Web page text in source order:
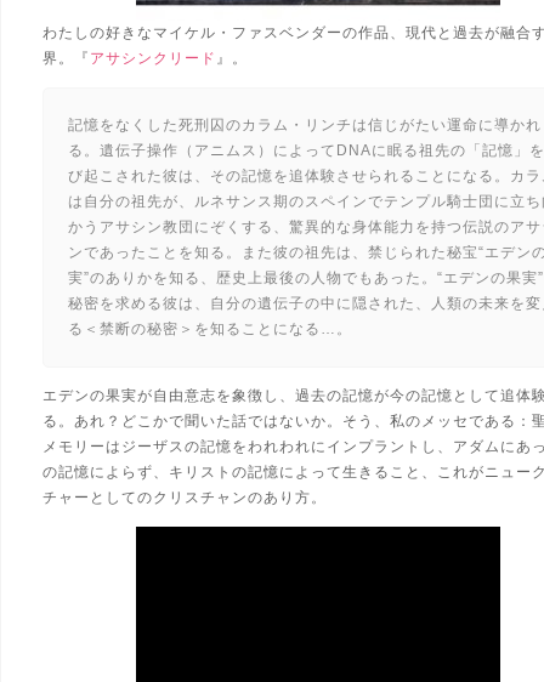
わたしの好きなマイケル・ファスベンダーの作品、現代と過去が融合
界。『 アサシンクリード 』。
記憶をなくした死刑囚のカラム・リンチは信じがたい運命に導かれ
る。遺伝子操作（アニムス）によってDNAに眠る祖先の「記憶」
び起こされた彼は、その記憶を追体験させられることになる。カ
は自分の祖先が、ルネサンス期のスペインでテンプル騎士団に立
かうアサシン教団にぞくする、驚異的な身体能力を持つ伝説のア
ンであったことを知る。また彼の祖先は、禁じられた秘宝“エデン
実”のありかを知る、歴史上最後の人物でもあった。“エデンの果実
秘密を求める彼は、自分の遺伝子の中に隠された、人類の未来を
る＜禁断の秘密＞を知ることになる…。
エデンの果実が自由意志を象徴し、過去の記憶が今の記憶として追体
る。あれ？どこかで聞いた話ではないか。そう、私のメッセである：
メモリーはジーザスの記憶をわれわれにインプラントし、アダムにあ
の記憶によらず、キリストの記憶によって生きること、これがニュー
チャーとしてのクリスチャンのあり方。